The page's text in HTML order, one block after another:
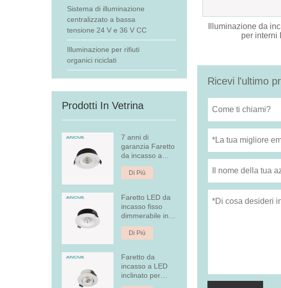
Sistema di illuminazione
centralizzato a bassa
tensione 24 V e 36 V CC
Illuminazione per rifiuti
organici riciclati
Prodotti In Vetrina
7 anni di
garanzia Faretto
da incasso a
LED dimmerabile
Di Più
Faretto LED da
incasso fisso
dimmerabile in
alluminio da 7W
Di Più
Faretto da
incasso a LED
inclinato per
copertura
Illuminazione da
per interni
Ricevi l'ultimo